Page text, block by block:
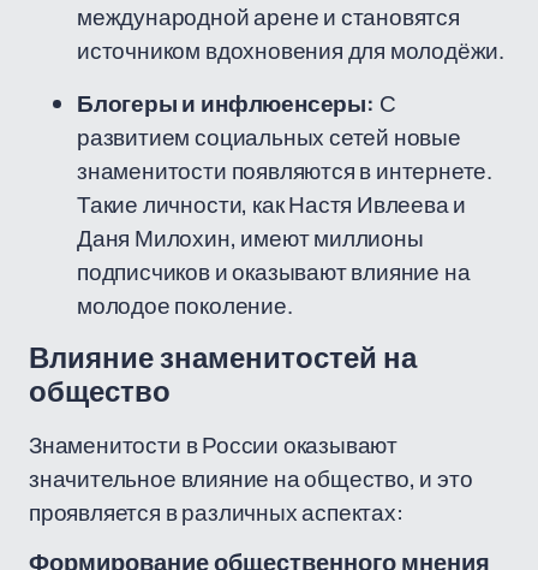
международной арене и становятся
источником вдохновения для молодёжи.
Блогеры и инфлюенсеры: С
развитием социальных сетей новые
знаменитости появляются в интернете.
Такие личности, как Настя Ивлеева и
Даня Милохин, имеют миллионы
подписчиков и оказывают влияние на
молодое поколение.
Влияние знаменитостей на
общество
Знаменитости в России оказывают
значительное влияние на общество, и это
проявляется в различных аспектах:
Формирование общественного мнения